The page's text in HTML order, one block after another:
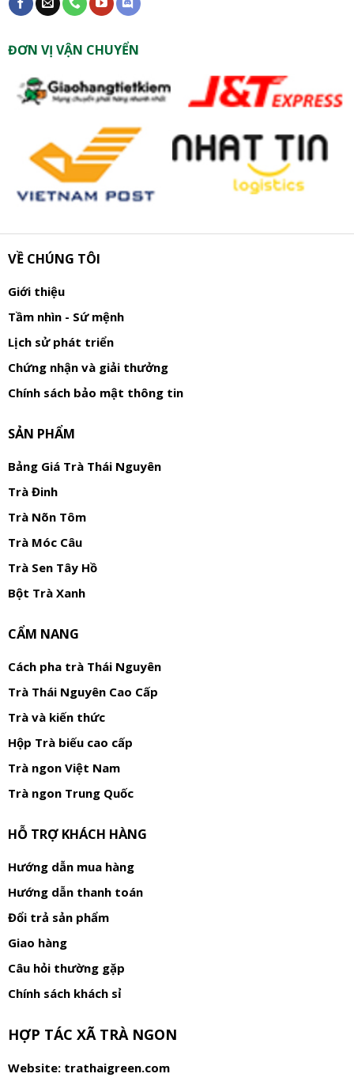
ĐƠN VỊ VẬN CHUYỂN
VỀ CHÚNG TÔI
Giới thiệu
Tầm nhìn - Sứ mệnh
Lịch sử phát triển
Chứng nhận và giải thưởng
Chính sách bảo mật thông tin
SẢN PHẨM
Bảng Giá Trà Thái Nguyên
Trà Đinh
Trà Nõn Tôm
Trà Móc Câu
Trà Sen Tây Hồ
Bột Trà Xanh
CẨM NANG
Cách pha trà Thái Nguyên
Trà Thái Nguyên Cao Cấp
Trà và kiến thức
Hộp Trà biếu cao cấp
Trà ngon Việt Nam
Trà ngon Trung Quốc
HỖ TRỢ KHÁCH HÀNG
Hướng dẫn mua hàng
Hướng dẫn thanh toán
Đổi trả sản phẩm
Giao hàng
Câu hỏi thường gặp
Chính sách khách sỉ
HỢP TÁC XÃ TRÀ NGON
Website: trathaigreen.com